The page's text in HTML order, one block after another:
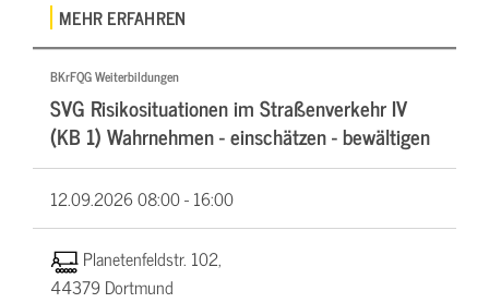
MEHR ERFAHREN
BKrFQG Weiterbildungen
SVG Risikosituationen im Straßenverkehr IV
(KB 1) Wahrnehmen - einschätzen - bewältigen
12.09.202608:00 - 16:00
Planetenfeldstr. 102,
44379 Dortmund